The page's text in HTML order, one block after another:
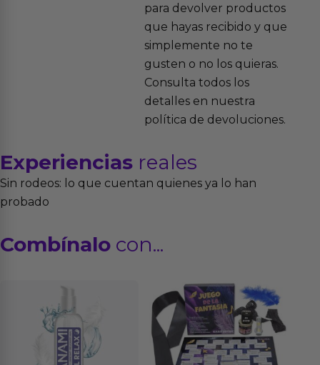
para devolver productos
que hayas recibido y que
simplemente no te
gusten o no los quieras.
Consulta todos los
detalles en nuestra
política de devoluciones.
Experiencias reales
Sin rodeos: lo que cuentan quienes ya lo han
probado
Combínalo con...